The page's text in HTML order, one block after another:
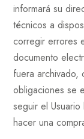
informará su
técnicos a
corregir errores
documento
fuera archivado,
obligaciones se
seguir el
hacer una